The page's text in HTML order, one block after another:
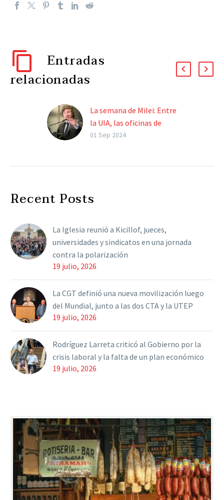
Entradas
relacionadas
La semana de Milei: Entre
la UIA, las oficinas de
Galperín, el Foro de
Industrial Argentina,
Libre, se…
01 Sep 2024
Recent Posts
La Iglesia reunió a Kicillof, jueces,
universidades y sindicatos en una jornada
contra la polarización
19 julio, 2026
La CGT definió una nueva movilización luego
del Mundial, junto a las dos CTA y la UTEP
19 julio, 2026
Rodríguez Larreta criticó al Gobierno por la
crisis laboral y la falta de un plan económico
19 julio, 2026